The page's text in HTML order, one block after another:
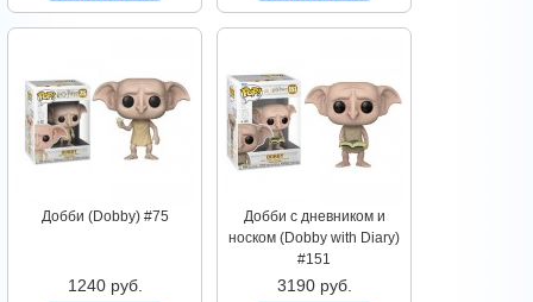
Добби (Dobby) #75
1240 руб.
Добби с дневником и
носком (Dobby with Diary)
#151
3190 руб.